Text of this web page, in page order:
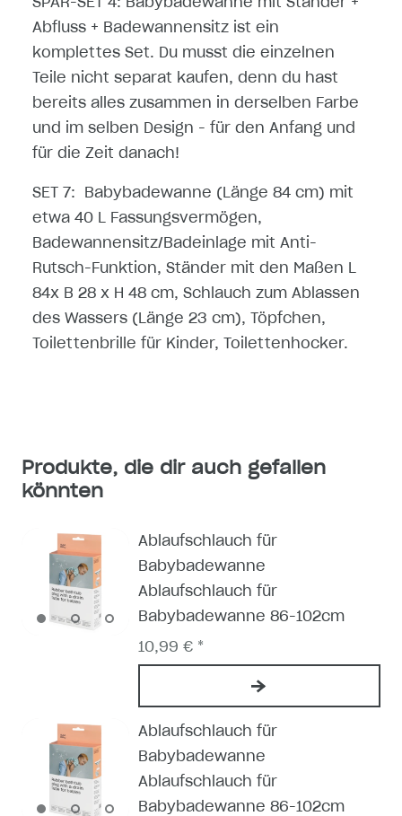
Abfluss + Badewannensitz ist ein
komplettes Set. Du musst die einzelnen
Teile nicht separat kaufen, denn du hast
bereits alles zusammen in derselben Farbe
und im selben Design - für den Anfang und
für die Zeit danach!
SET 7: Babybadewanne (Länge 84 cm) mit
etwa 40 L Fassungsvermögen,
Badewannensitz/Badeinlage mit Anti-
Rutsch-Funktion, Ständer mit den Maßen L
84x B 28 x H 48 cm, Schlauch zum Ablassen
des Wassers (Länge 23 cm), Töpfchen,
Toilettenbrille für Kinder, Toilettenhocker.
Produkte, die dir auch gefallen
könnten
Ablaufschlauch für
Babybadewanne
Ablaufschlauch für
Babybadewanne 86-102cm
10,99 € *
Ablaufschlauch für
Babybadewanne
Ablaufschlauch für
Babybadewanne 86-102cm